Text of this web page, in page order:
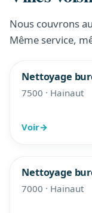
Nous couvrons
Même service,
Nettoyage
7500 · Hainaut
Voir→
Nettoyage
7000 · Hainaut